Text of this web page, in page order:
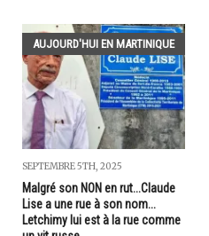
AUJOURD'HUI EN MARTINIQUE
SEPTEMBRE 5TH, 2025
Malgré son NON en rut...Claude
Lise a une rue à son nom...
Letchimy lui est à la rue comme